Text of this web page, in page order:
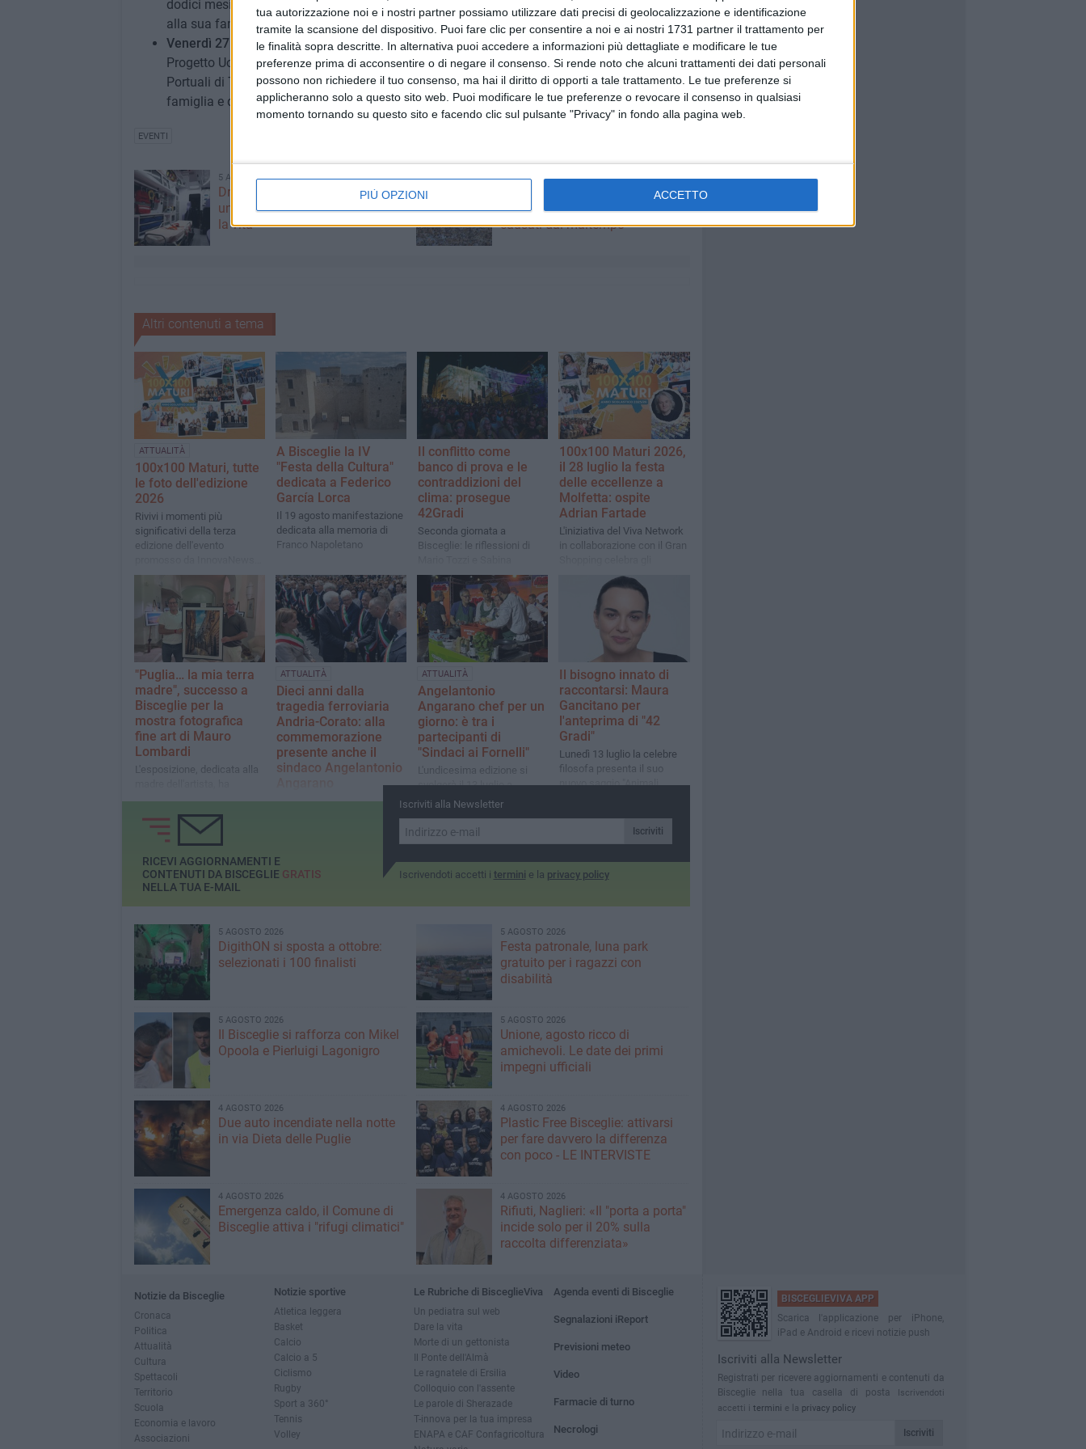
tua autorizzazione noi e i nostri partner possiamo utilizzare dati precisi di geolocalizzazione e identificazione
tramite la scansione del dispositivo. Puoi fare clic per consentire a noi e ai nostri 1731 partner il trattamento per
le finalità sopra descritte. In alternativa puoi accedere a informazioni più dettagliate e modificare le tue
preferenze prima di acconsentire o di negare il consenso. Si rende noto che alcuni trattamenti dei dati personali
possono non richiedere il tuo consenso, ma hai il diritto di opporti a tale trattamento. Le tue preferenze si
applicheranno solo a questo sito web. Puoi modificare le tue preferenze o revocare il consenso in qualsiasi
momento tornando su questo sito e facendo clic sul pulsante "Privacy" in fondo alla pagina web.
PIÙ OPZIONI ACCETTO
dodici mesi: distribuzione di prodotti per neonati e incontro sul tema "Ogni bimbo ha diritto
alla sua famiglia";
Venerdì 27 giugno, "Family Fest" terza edizione della Festa delle famiglie e delle mamme di
Progetto Uomo. Ospite della serata sarà: Stefano Puzzer, già rappresentante sindacale dei
Portuali di Trieste, che chiuderà il percorso formativo dando la sua testimonianza sul tema:
famiglia e dignità del lavoro.
EVENTI
5 AGOSTO 2026
Dramma alla spiaggia Bi-Marmi:
un anziano ha un malore e perde
la vita
5 AGOSTO 2026
Agricoltura, al via la raccolta
delle segnalazioni di danni
causati dal maltempo
Altri contenuti a tema
ATTUALITÀ
100x100 Maturi, tutte
le foto dell'edizione
2026
Rivivi i momenti più
significativi della terza
edizione dell'evento
al Gran Shopping Molfetta
A Bisceglie la IV
"Festa della Cultura"
dedicata a Federico
García Lorca
Il 19 agosto manifestazione
dedicata alla memoria di
Franco Napoletano
Il conflitto come
banco di prova e le
contraddizioni del
clima: prosegue
42Gradi
Seconda giornata a
Bisceglie: le riflessioni di
Guzzanti
100x100 Maturi 2026,
il 28 luglio la festa
delle eccellenze a
Molfetta: ospite
Adrian Fartade
L'iniziativa del Viva Network
in collaborazione con il Gran
studenti di sei città
diplomati con 100 e 100 e
"Puglia… la mia terra
madre", successo a
Bisceglie per la
mostra fotografica
fine art di Mauro
Lombardi
L'esposizione, dedicata alla
richiamato numerosi
ATTUALITÀ
Dieci anni dalla
tragedia ferroviaria
Andria-Corato: alla
commemorazione
presente anche il
sindaco Angelantonio
Ieri alla cerimonia ad Andria
ATTUALITÀ
Angelantonio
Angarano chef per un
giorno: è tra i
partecipanti di
"Sindaci ai Fornelli"
L'undicesima edizione si
svolgerà il 13 luglio a
Martina Franca
Il bisogno innato di
raccontarsi: Maura
Gancitano per
l'anteprima di "42
Gradi"
Lunedì 13 luglio la celebre
filosofa presenta il suo
nuovo saggio "Animali
Iscriviti alla Newsletter
Iscriviti
Iscrivendoti accetti i termini e la privacy policy
RICEVI AGGIORNAMENTI E
CONTENUTI DA BISCEGLIE GRATIS
NELLA TUA E-MAIL
5 AGOSTO 2026
DigithON si sposta a ottobre:
selezionati i 100 finalisti
5 AGOSTO 2026
Festa patronale, luna park
gratuito per i ragazzi con
disabilità
5 AGOSTO 2026
Il Bisceglie si rafforza con Mikel
Opoola e Pierluigi Lagonigro
5 AGOSTO 2026
Unione, agosto ricco di
amichevoli. Le date dei primi
impegni ufficiali
4 AGOSTO 2026
Due auto incendiate nella notte
in via Dieta delle Puglie
4 AGOSTO 2026
Plastic Free Bisceglie: attivarsi
per fare davvero la differenza
con poco - LE INTERVISTE
4 AGOSTO 2026
Emergenza caldo, il Comune di
Bisceglie attiva i "rifugi climatici"
4 AGOSTO 2026
Rifiuti, Naglieri: «Il "porta a porta"
incide solo per il 20% sulla
raccolta differenziata»
Notizie da Bisceglie
Cronaca
Politica
Attualità
Cultura
Spettacoli
Territorio
Scuola
Economia e lavoro
Associazioni
Notizie sportive
Atletica leggera
Basket
Calcio
Calcio a 5
Ciclismo
Rugby
Sport a 360°
Tennis
Volley
Le Rubriche di BisceglieViva
Un pediatra sul web
Dare la vita
Morte di un gettonista
Il Ponte dell'Almà
Le ragnatele di Ersilia
Colloquio con l'assente
Le parole di Sherazade
T-innova per la tua impresa
ENAPA e CAF Confagricoltura
Agenda eventi di Bisceglie
Segnalazioni iReport
Previsioni meteo
Video
Farmacie di turno
Necrologi
BISCEGLIEVIVA APP
Scarica l'applicazione per iPhone,
iPad e Android e ricevi notizie push
Iscriviti alla Newsletter
Registrati per ricevere aggiornamenti e contenuti da
Bisceglie nella tua casella di posta
Iscrivendoti
accetti i termini e la privacy policy
Iscriviti